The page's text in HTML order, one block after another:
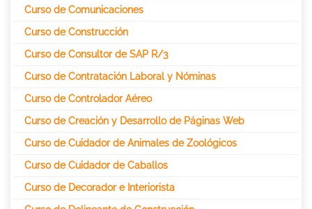
Curso de Comunicaciones
Curso de Construcción
Curso de Consultor de SAP R/3
Curso de Contratación Laboral y Nóminas
Curso de Controlador Aéreo
Curso de Creación y Desarrollo de Páginas Web
Curso de Cuidador de Animales de Zoológicos
Curso de Cuidador de Caballos
Curso de Decorador e Interiorista